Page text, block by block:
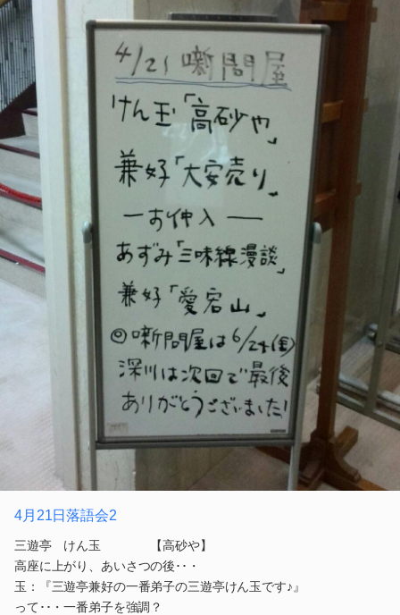
4月21日落語会2
三遊亭 けん玉 【高砂や】
高座に上がり、あいさつの後･･・
玉：『三遊亭兼好の一番弟子の三遊亭けん玉です♪』
って･･・一番弟子を強調？